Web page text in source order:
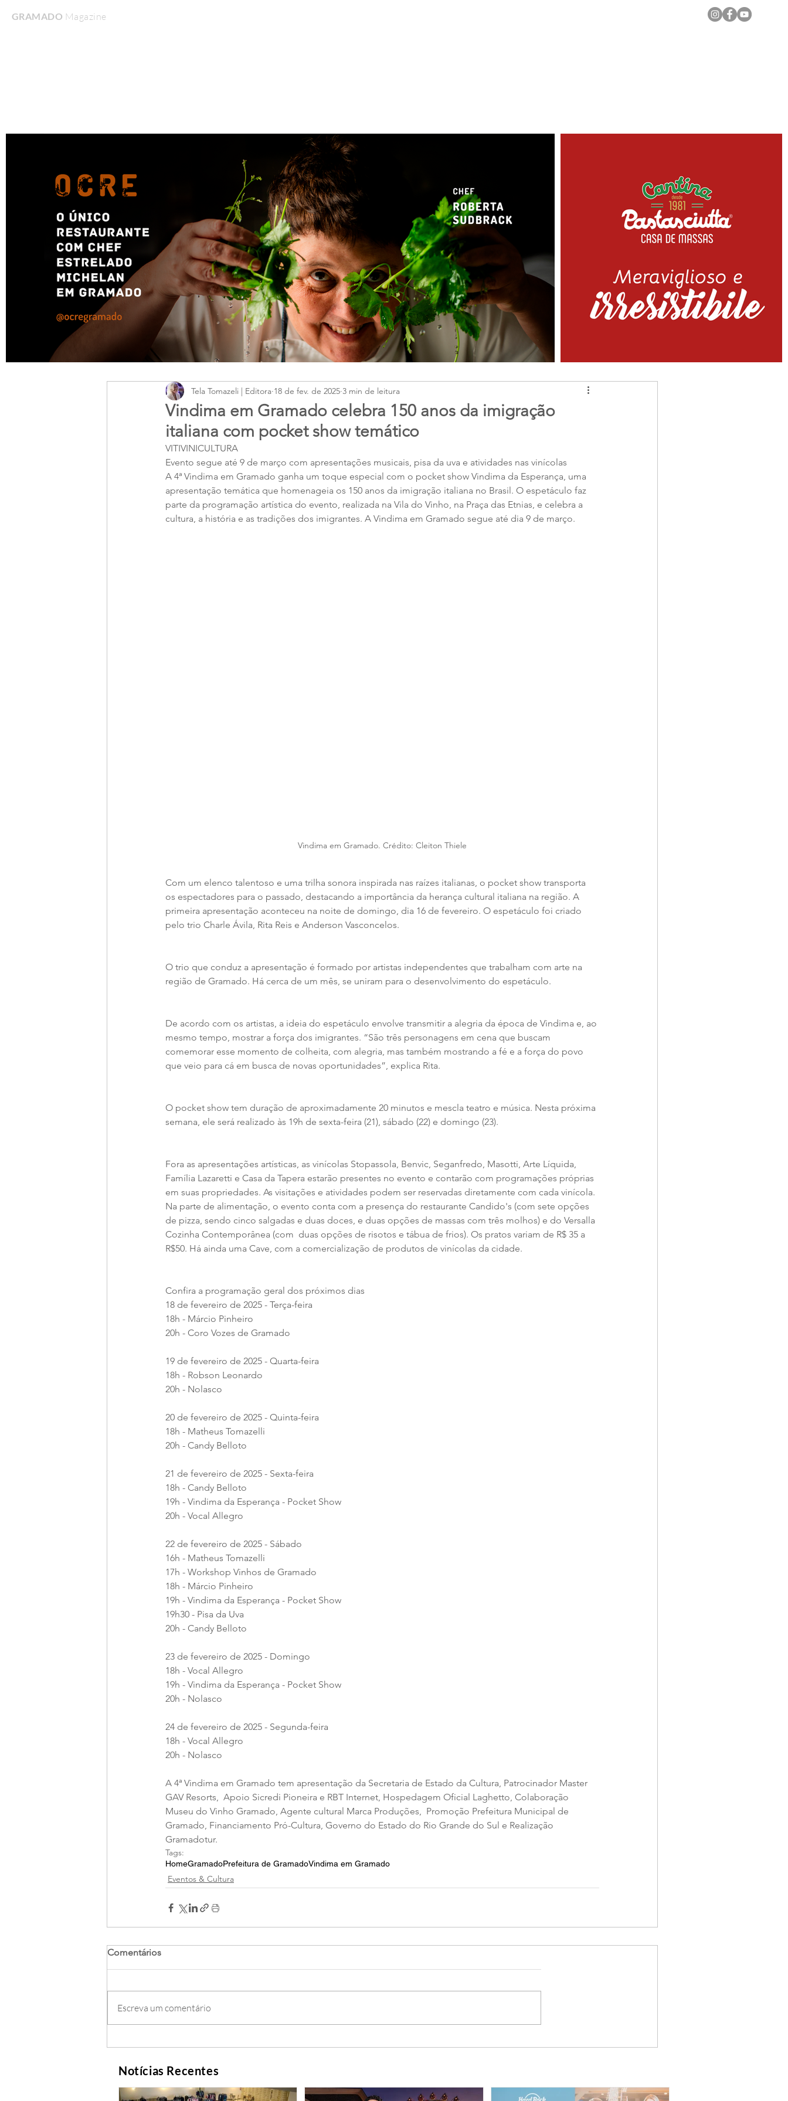
GRAMADO MagazineHome
Vindima em Gramado celebra 150 anos da imigração
italiana com pocket show temático
Tela Tomazeli | Editora 18 de fev. de 2025 3 min de leitura
VITIVINICULTURA
Evento segue até 9 de março com apresentações musicais, pisa da uva e atividades nas vinícolas
A 4ª Vindima em Gramado ganha um toque especial com o pocket show Vindima da Esperança, uma
apresentação temática que homenageia os 150 anos da imigração italiana no Brasil. O espetáculo faz
parte da programação artística do evento, realizada na Vila do Vinho, na Praça das Etnias, e celebra a
cultura, a história e as tradições dos imigrantes. A Vindima em Gramado segue até dia 9 de março.
Vindima em Gramado. Crédito: Cleiton Thiele
Com um elenco talentoso e uma trilha sonora inspirada nas raízes italianas, o pocket show transporta
os espectadores para o passado, destacando a importância da herança cultural italiana na região. A
primeira apresentação aconteceu na noite de domingo, dia 16 de fevereiro. O espetáculo foi criado
pelo trio Charle Ávila, Rita Reis e Anderson Vasconcelos.
O trio que conduz a apresentação é formado por artistas independentes que trabalham com arte na
região de Gramado. Há cerca de um mês, se uniram para o desenvolvimento do espetáculo.
De acordo com os artistas, a ideia do espetáculo envolve transmitir a alegria da época de Vindima e, ao
mesmo tempo, mostrar a força dos imigrantes. “São três personagens em cena que buscam
comemorar esse momento de colheita, com alegria, mas também mostrando a fé e a força do povo
que veio para cá em busca de novas oportunidades”, explica Rita.
O pocket show tem duração de aproximadamente 20 minutos e mescla teatro e música. Nesta próxima
semana, ele será realizado às 19h de sexta-feira (21), sábado (22) e domingo (23).
Fora as apresentações artísticas, as vinícolas Stopassola, Benvic, Seganfredo, Masotti, Arte Líquida,
Família Lazaretti e Casa da Tapera estarão presentes no evento e contarão com programações próprias
em suas propriedades. As visitações e atividades podem ser reservadas diretamente com cada vinícola.
Na parte de alimentação, o evento conta com a presença do restaurante Candido's (com sete opções
de pizza, sendo cinco salgadas e duas doces, e duas opções de massas com três molhos) e do Versalla
Cozinha Contemporânea (com  duas opções de risotos e tábua de frios). Os pratos variam de R$ 35 a
R$50. Há ainda uma Cave, com a comercialização de produtos de vinícolas da cidade.
Confira a programação geral dos próximos dias
18 de fevereiro de 2025 - Terça-feira
18h - Márcio Pinheiro
20h - Coro Vozes de Gramado
19 de fevereiro de 2025 - Quarta-feira
18h - Robson Leonardo
20h - Nolasco
20 de fevereiro de 2025 - Quinta-feira
18h - Matheus Tomazelli
20h - Candy Belloto
21 de fevereiro de 2025 - Sexta-feira
18h - Candy Belloto
19h - Vindima da Esperança - Pocket Show
20h - Vocal Allegro
22 de fevereiro de 2025 - Sábado
16h - Matheus Tomazelli
17h - Workshop Vinhos de Gramado
18h - Márcio Pinheiro
19h - Vindima da Esperança - Pocket Show
19h30 - Pisa da Uva
20h - Candy Belloto
23 de fevereiro de 2025 - Domingo
18h - Vocal Allegro
19h - Vindima da Esperança - Pocket Show
20h - Nolasco
24 de fevereiro de 2025 - Segunda-feira
18h - Vocal Allegro
20h - Nolasco
A 4ª Vindima em Gramado tem apresentação da Secretaria de Estado da Cultura, Patrocinador Master
GAV Resorts,  Apoio Sicredi Pioneira e RBT Internet, Hospedagem Oficial Laghetto, Colaboração
Museu do Vinho Gramado, Agente cultural Marca Produções,  Promoção Prefeitura Municipal de
Gramado, Financiamento Pró-Cultura, Governo do Estado do Rio Grande do Sul e Realização
Gramadotur.
Tags:
HomeGramadoPrefeitura de GramadoVindima em Gramado
Eventos & Cultura
Comentários
Escreva um comentário
Notícias Recentes